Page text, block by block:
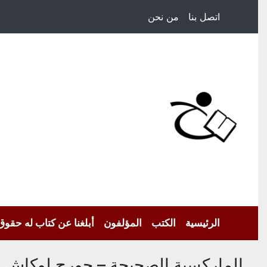
اتصل بنا من نحن
الرئيسية الكتب المؤلفون أبلغنا عن كتاب له